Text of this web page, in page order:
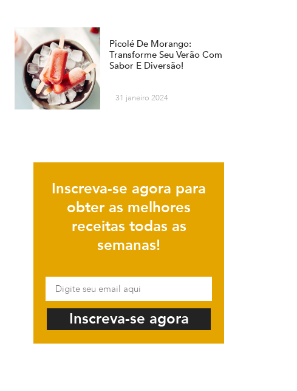
Picolé De Morango:
Transforme Seu Verão Com
Sabor E Diversão!
31 janeiro 2024
Inscreva-se agora para
obter as melhores
receitas todas as
semanas!
Inscreva-se agora